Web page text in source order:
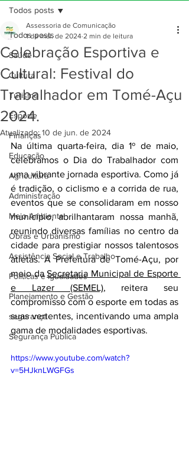
Todos posts
Saúde
Cultura
Turismo
Esporte
Finanças
Educação
Agricultura
Administração
Meio Ambiente
Obras e Urbanismo
Assistência Social e Trabalho
Políticas e Igualdades
Planejamento e Gestão
segurança
Segurança Pública
Todos posts
Celebração Esportiva e
Cultural: Festival do
Trabalhador em Tomé-Açu
2024.
Assessoria de Comunicação
1 de mai. de 2024 2 min de leitura
Atualizado:10 de jun. de 2024
Na última quarta-feira, dia 1º de maio,
celebramos o Dia do Trabalhador com
uma vibrante jornada esportiva. Como já
é tradição, o ciclismo e a corrida de rua,
eventos que se consolidaram em nosso
município, abrilhantaram nossa manhã,
reunindo diversas famílias no centro da
cidade para prestigiar nossos talentosos
atletas. A Prefeitura de Tomé-Açu, por
meio da Secretaria Municipal de Esporte
e Lazer (SEMEL), reitera seu
compromisso com o esporte em todas as
suas vertentes, incentivando uma ampla
gama de modalidades esportivas.
https://www.youtube.com/watch?
v=5HJknLWGFGs